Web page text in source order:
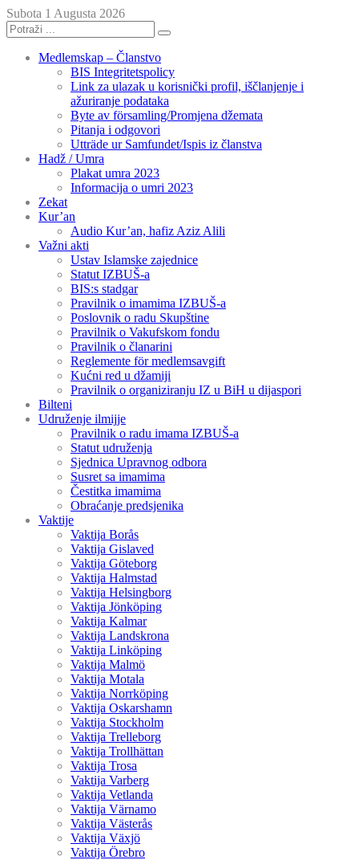
Subota 1 Augusta 2026
Medlemskap – Članstvo
BIS Integritetspolicy
Link za ulazak u korisnički profil, iščlanjenje i
ažuriranje podataka
Byte av församling/Promjena džemata
Pitanja i odgovori
Utträde ur Samfundet/Ispis iz članstva
Hadž / Umra
Plakat umra 2023
Informacija o umri 2023
Zekat
Kur’an
Audio Kur’an, hafiz Aziz Alili
Važni akti
Ustav Islamske zajednice
Statut IZBUŠ-a
BIS:s stadgar
Pravilnik o imamima IZBUŠ-a
Poslovnik o radu Skupštine
Pravilnik o Vakufskom fondu
Pravilnik o članarini
Reglemente för medlemsavgift
Kućni red u džamiji
Pravilnik o organiziranju IZ u BiH u dijaspori
Bilteni
Udruženje ilmijje
Pravilnik o radu imama IZBUŠ-a
Statut udruženja
Sjednica Upravnog odbora
Susret sa imamima
Čestitka imamima
Obraćanje predsjenika
Vaktije
Vaktija Borås
Vaktija Gislaved
Vaktija Göteborg
Vaktija Halmstad
Vaktija Helsingborg
Vaktija Jönköping
Vaktija Kalmar
Vaktija Landskrona
Vaktija Linköping
Vaktija Malmö
Vaktija Motala
Vaktija Norrköping
Vaktija Oskarshamn
Vaktija Stockholm
Vaktija Trelleborg
Vaktija Trollhättan
Vaktija Trosa
Vaktija Varberg
Vaktija Vetlanda
Vaktija Värnamo
Vaktija Västerås
Vaktija Växjö
Vaktija Örebro